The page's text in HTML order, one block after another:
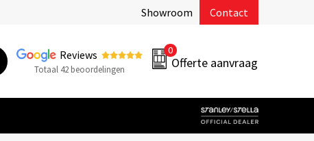
Showroom Contact
Reviews
Totaal 42 beoordelingen
0
Offerte aanvraag